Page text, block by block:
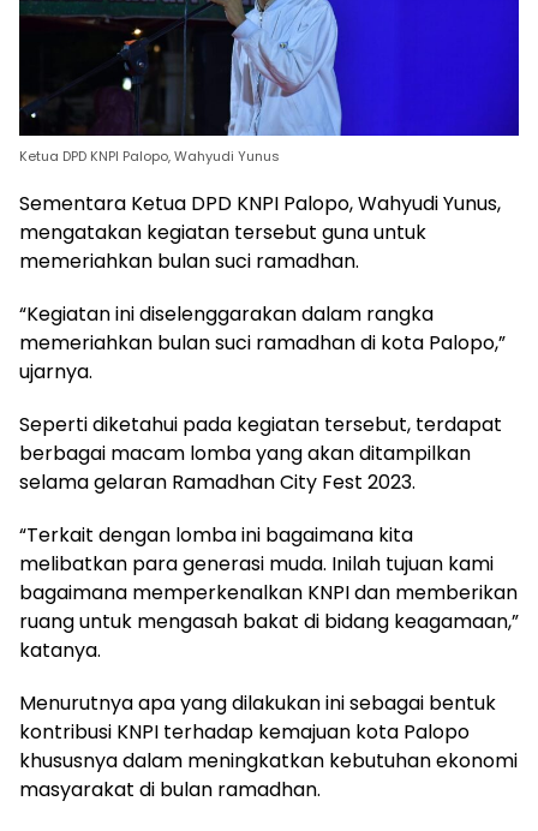
Ketua DPD KNPI Palopo, Wahyudi Yunus
Sementara Ketua DPD KNPI Palopo, Wahyudi Yunus,
mengatakan kegiatan tersebut guna untuk
memeriahkan bulan suci ramadhan.
“Kegiatan ini diselenggarakan dalam rangka
memeriahkan bulan suci ramadhan di kota Palopo,”
ujarnya.
Seperti diketahui pada kegiatan tersebut, terdapat
berbagai macam lomba yang akan ditampilkan
selama gelaran Ramadhan City Fest 2023.
“Terkait dengan lomba ini bagaimana kita
melibatkan para generasi muda. Inilah tujuan kami
bagaimana memperkenalkan KNPI dan memberikan
ruang untuk mengasah bakat di bidang keagamaan,”
katanya.
Menurutnya apa yang dilakukan ini sebagai bentuk
kontribusi KNPI terhadap kemajuan kota Palopo
khususnya dalam meningkatkan kebutuhan ekonomi
masyarakat di bulan ramadhan.